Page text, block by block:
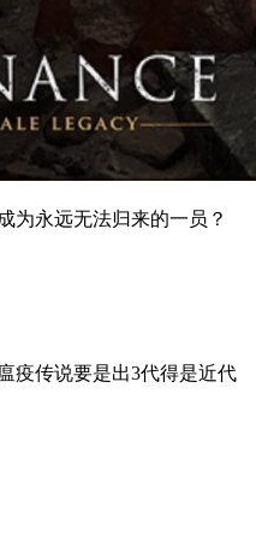
为永远无法归来的一员？
疫传说要是出3代得是近代